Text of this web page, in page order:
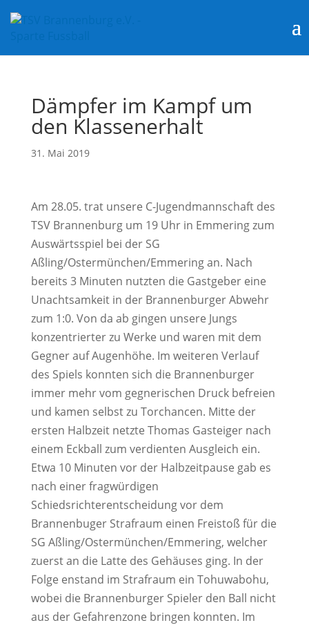
Dämpfer im Kampf um
den Klassenerhalt
31. Mai 2019
Am 28.05. trat unsere C-Jugendmannschaft des
TSV Brannenburg um 19 Uhr in Emmering zum
Auswärtsspiel bei der SG
Aßling/Ostermünchen/Emmering an. Nach
bereits 3 Minuten nutzten die Gastgeber eine
Unachtsamkeit in der Brannenburger Abwehr
zum 1:0. Von da ab gingen unsere Jungs
konzentrierter zu Werke und waren mit dem
Gegner auf Augenhöhe. Im weiteren Verlauf
des Spiels konnten sich die Brannenburger
immer mehr vom gegnerischen Druck befreien
und kamen selbst zu Torchancen. Mitte der
ersten Halbzeit netzte Thomas Gasteiger nach
einem Eckball zum verdienten Ausgleich ein.
Etwa 10 Minuten vor der Halbzeitpause gab es
nach einer fragwürdigen
Schiedsrichterentscheidung vor dem
Brannenbuger Strafraum einen Freistoß für die
SG Aßling/Ostermünchen/Emmering, welcher
zuerst an die Latte des Gehäuses ging. In der
Folge enstand im Strafraum ein Tohuwabohu,
wobei die Brannenburger Spieler den Ball nicht
aus der Gefahrenzone bringen konnten. Im